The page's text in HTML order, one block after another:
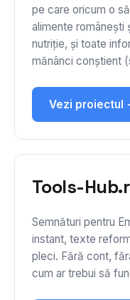
pe care oricum o
alimente românești
nutriție, și toate
mănânci conștient
Vezi proiectul
Tools-
Semnături pentru
instant, texte
pleci. Fără cont,
cum ar trebui să